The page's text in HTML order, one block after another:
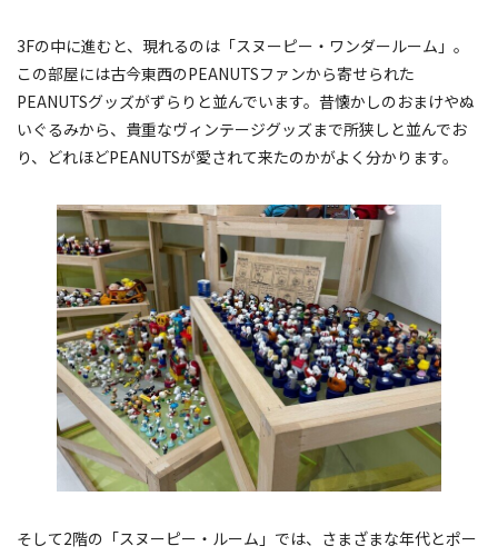
3Fの中に進むと、現れるのは「スヌーピー・ワンダールーム」。
この部屋には古今東西のPEANUTSファンから寄せられた
PEANUTSグッズがずらりと並んでいます。昔懐かしのおまけやぬ
いぐるみから、貴重なヴィンテージグッズまで所狭しと並んでお
り、どれほどPEANUTSが愛されて来たのかがよく分かります。
そして2階の「スヌーピー・ルーム」では、さまざまな年代とポー